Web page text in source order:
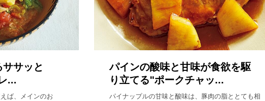
ササッと
...
ば、メインのお
パインの酸味と甘味が食欲を駆
り立てる"ポークチャッ...
パイナップルの甘味と酸味は、豚肉の脂ととても相